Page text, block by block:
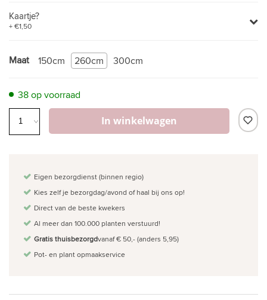
Kaartje?
+ €1,50
Maat 150cm 300cm
260cm
38 op voorraad
In winkelwagen
Eigen bezorgdienst (binnen regio)
Kies zelf je bezorgdag/avond of haal bij ons op!
Direct van de beste kwekers
Al meer dan 100.000 planten verstuurd!
Gratis thuisbezorgdvanaf € 50,- (anders 5,95)
Pot- en plant opmaakservice